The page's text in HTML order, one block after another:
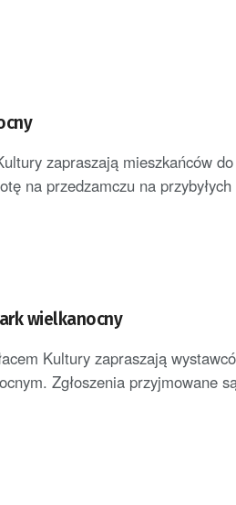
zapraszają mieszkańców
na przedzamczu na
wielkanocny
Kultury zapraszają
Zgłoszenia przyjmowane